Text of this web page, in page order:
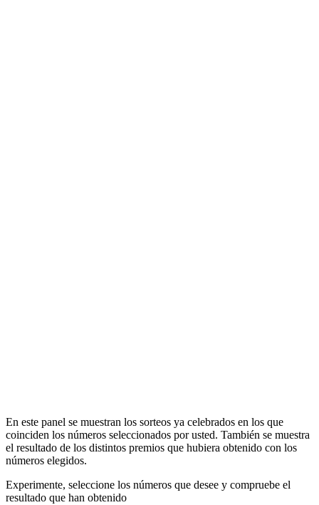
En este panel se muestran los sorteos ya celebrados en los que
coinciden los números seleccionados por usted. También se muestra
el resultado de los distintos premios que hubiera obtenido con los
números elegidos.
Experimente, seleccione los números que desee y compruebe el
resultado que han obtenido